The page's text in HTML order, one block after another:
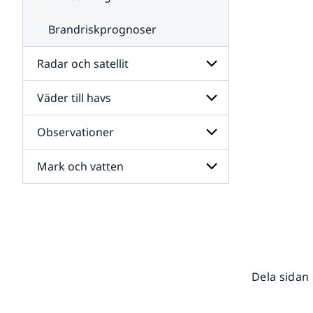
Brandriskprognoser
Radar och satellit
Undersidor
för
Radar
och
satellit
Väder till havs
Undersidor
för
Väder
till
havs
Observationer
Undersidor
för
Mark och vatten
Dela sidan